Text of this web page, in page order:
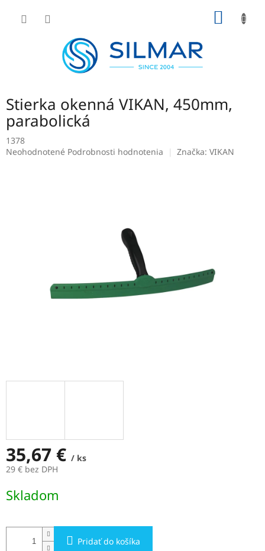
Stierka okenná VIKAN, 450mm,
parabolická
1378
Priemerné
Neohodnotené Podrobnosti hodnotenia Značka: VIKAN
35,67 € / ks
29 € bez DPH
cena:
Skladom
Pridať do košíka